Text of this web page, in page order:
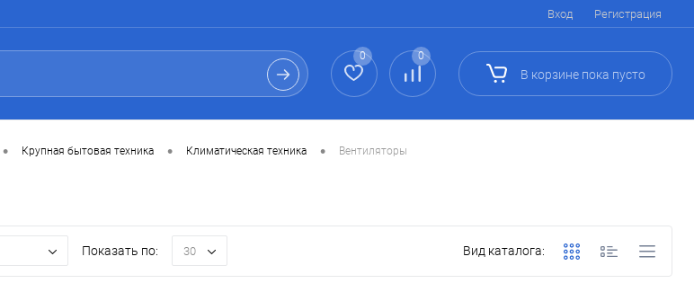
Вход Регистрация
0 0
В корзине пока пусто
• Крупная бытовая техника • Климатическая техника • Вентиляторы
Показать по: 30 Вид каталога: